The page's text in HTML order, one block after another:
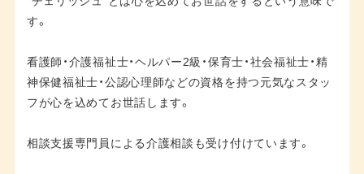
す。
看護師・介護福祉士・ヘルパー2級・保育士・社会福祉士・精
神保健福祉士・公認心理師などの資格を持つ元気なスタッ
フが心を込めてお世話します。
相談支援専門員による介護相談も受け付けています。